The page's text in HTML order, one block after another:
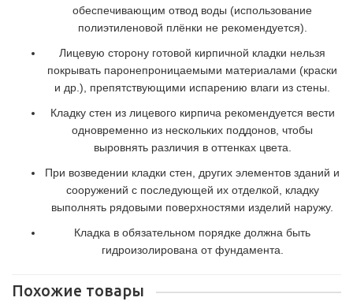
обеспечивающим отвод воды (использование
полиэтиленовой плёнки не рекомендуется).
Лицевую сторону готовой кирпичной кладки нельзя
покрывать паронепроницаемыми материалами (краски
и др.), препятствующими испарению влаги из стены.
Кладку стен из лицевого кирпича рекомендуется вести
одновременно из нескольких поддонов, чтобы
выровнять различия в оттенках цвета.
При возведении кладки стен, других элементов зданий и
сооружений с последующей их отделкой, кладку
выполнять рядовыми поверхностями изделий наружу.
Кладка в обязательном порядке должна быть
гидроизолирована от фундамента.
Похожие товары